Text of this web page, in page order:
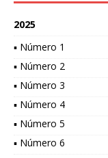
2025
▪ Número 1
▪ Número 2
▪ Número 3
▪ Número 4
▪ Número 5
▪ Número 6